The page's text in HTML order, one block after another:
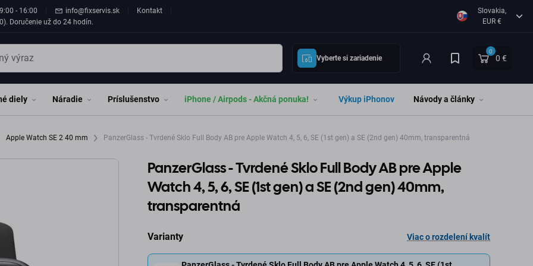
- 16:00 info@fixservis.sk
Kontakt
Doručenie už do 24 hodín.
Slovakia,
EUR €
Vyberte si zariadenie
0
0 €
diely Náradie Príslušenstvo iPhone / Airpods - Akčná ponuka! Výkup iPhonov Návody a články
Apple Watch SE 2 40 mm PanzerGlass - Tvrdené Sklo Full Body AB pre Apple Watch 4, 5, 6, SE (1st gen) a SE (2nd gen) 40mm, transparentná
PanzerGlass - Tvrdené Sklo Full Body AB pre Apple
Watch 4, 5, 6, SE (1st gen) a SE (2nd gen) 40mm,
transparentná
Varianty Viac o rozdelení kvalít